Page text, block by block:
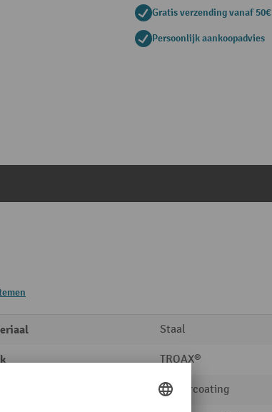
Gratis verzending vanaf 50€
Persoonlijk aankoopadvies
Staal
TROAX®
poedercoating